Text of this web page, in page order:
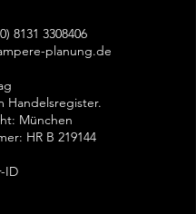
8131 3308406
planung.de
Handelsregister.
München
HR B 219144
ID